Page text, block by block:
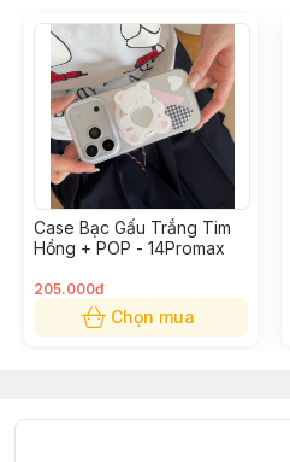
Case Bạc Gấu Trắng Tim
Hồng + POP - 14Promax
205.000đ
Chọn mua